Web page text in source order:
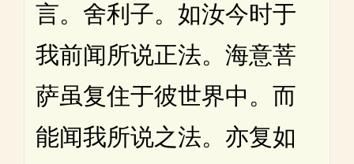
言。舍利子。如汝今时于
我前闻所说正法。海意菩
萨虽复住于彼世界中。而
能闻我所说之法。亦复如